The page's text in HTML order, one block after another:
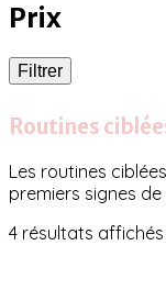
Prix
Filtrer
Routines
Les routines
premiers signes
4 résultats affichés